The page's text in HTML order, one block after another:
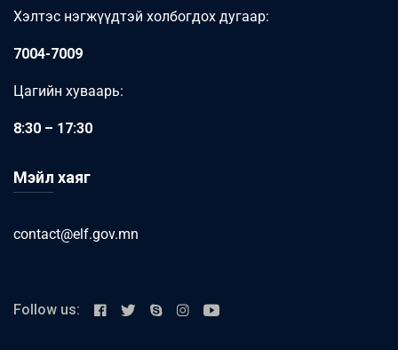
Хэлтэс нэгжүүдтэй холбогдох дугаар:
7004-7009
Цагийн хуваарь:
8:30 – 17:30
Мэйл хаяг
contact@elf.gov.mn
Follow us: